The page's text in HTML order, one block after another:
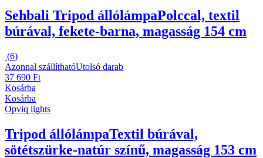
Sehbali Tripod állólámpaPolccal, textil
búrával, fekete-barna, magasság 154 cm
(6)
Azonnal szállíthatóUtolsó darab
37 690 Ft
Kosárba
Kosárba
Opviq lights
Tripod állólámpaTextil búrával,
sötétszürke-natúr színű, magasság 153 cm